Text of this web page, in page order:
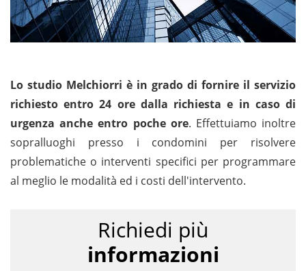
Lo studio Melchiorri è in grado di fornire il servizio
richiesto entro 24 ore dalla richiesta e in caso di
urgenza anche entro poche ore. Effettuiamo inoltre
sopralluoghi presso i condomini per risolvere
problematiche o interventi specifici per programmare
al meglio le modalità ed i costi dell'intervento.
Richiedi più
informazioni